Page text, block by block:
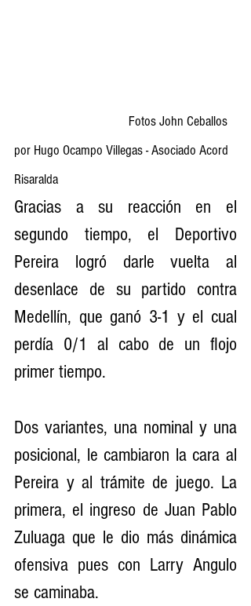
                 Fotos John Ceballos
por Hugo Ocampo Villegas - Asociado Acord
Risaralda
Gracias a su reacción en el
segundo tiempo, el Deportivo
Pereira logró darle vuelta al
desenlace de su partido contra
Medellín, que ganó 3-1 y el cual
perdía 0/1 al cabo de un flojo
primer tiempo.
Dos variantes, una nominal y una
posicional, le cambiaron la cara al
Pereira y al trámite de juego. La
primera, el ingreso de Juan Pablo
Zuluaga que le dio más dinámica
ofensiva pues con Larry Angulo
se caminaba.